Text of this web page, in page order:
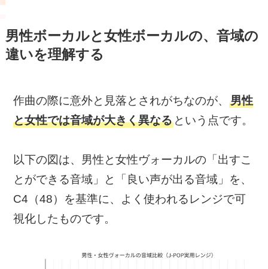
男性ボーカルと女性ボーカルの、音域の
違いを理解する
作曲の際に意外と見落とされがちなのが、男性
と女性では音域が大きく異なる という点です。
以下の図は、男性と女性ヴォーカルの「出すこ
とができる音域」と「良い声が出る音域」を、
C4（48）を基準に、よく使われるレンジで可
視化したものです。